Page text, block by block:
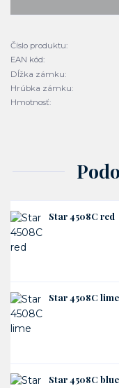
Číslo produktu:
EAN kód:
Dĺžka zámku:
Hrúbka zámku:
Hmotnosť:
Star 4508C red
Star 4508C lime
Star 4508C blue